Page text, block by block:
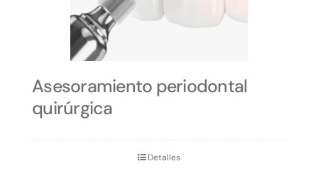
Asesoramiento periodontal
quirúrgica
Detalles